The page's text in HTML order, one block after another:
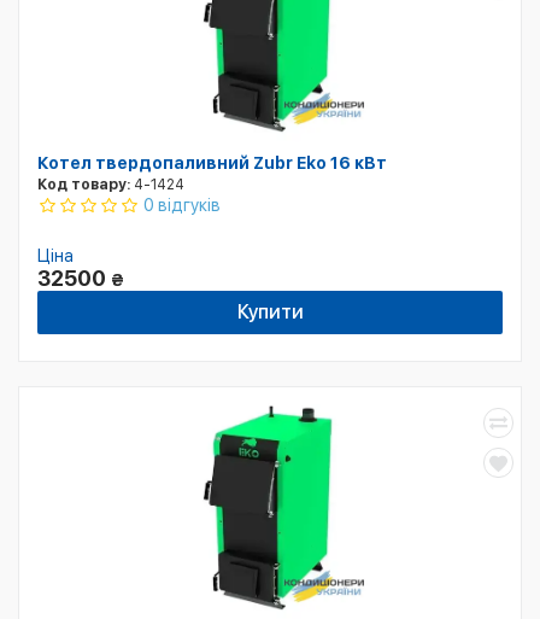
Котел твердопаливний Zubr Eko 16 кВт
Код товару: 4-1424
0 відгуків
Ціна
32500 ₴
Купити